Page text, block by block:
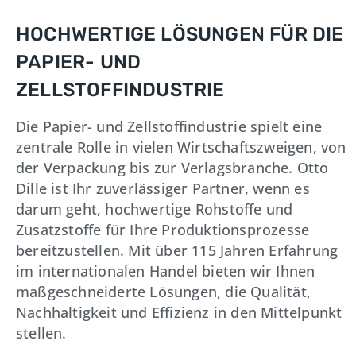
HOCHWERTIGE LÖSUNGEN FÜR DIE
PAPIER- UND
ZELLSTOFFINDUSTRIE
Die Papier- und Zellstoffindustrie spielt eine
zentrale Rolle in vielen Wirtschaftszweigen, von
der Verpackung bis zur Verlagsbranche. Otto
Dille ist Ihr zuverlässiger Partner, wenn es
darum geht, hochwertige Rohstoffe und
Zusatzstoffe für Ihre Produktionsprozesse
bereitzustellen. Mit über 115 Jahren Erfahrung
im internationalen Handel bieten wir Ihnen
maßgeschneiderte Lösungen, die Qualität,
Nachhaltigkeit und Effizienz in den Mittelpunkt
stellen.